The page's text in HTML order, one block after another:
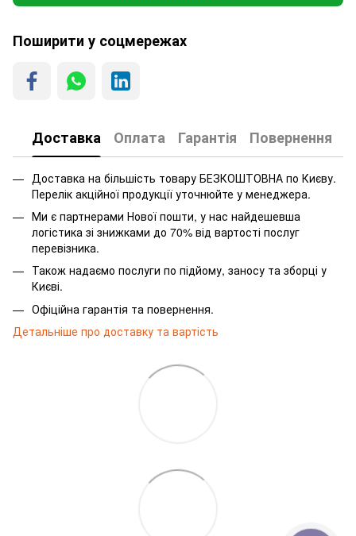
Поширити у соцмережах
Доставка Оплата Гарантія Повернення
Доставка на більшість товару БЕЗКОШТОВНА по Києву.
Перелік акційної продукції уточнюйте у менеджера.
Ми є партнерами Нової пошти, у нас найдешевша
логістика зі знижками до 70% від вартості послуг
перевізника.
Також надаємо послуги по підйому, заносу та зборці у
Києві.
Офіційна гарантія та повернення.
Детальніше про доставку та вартість